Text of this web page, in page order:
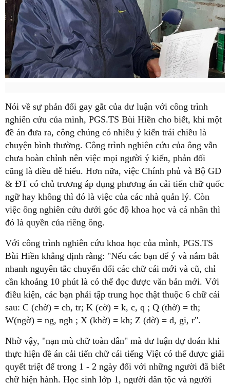
Nói về sự phản đối gay gắt của dư luận với công trình
nghiên cứu của mình, PGS.TS Bùi Hiền cho biết, khi một
đề án đưa ra, công chúng có nhiều ý kiến trái chiều là
chuyện bình thường. Công trình nghiên cứu của ông vẫn
chưa hoàn chỉnh nên việc mọi người ý kiến, phản đối
cũng là điều dễ hiểu. Hơn nữa, việc Chính phủ và Bộ GD
& ĐT có chủ trương áp dụng phương án cải tiến chữ quốc
ngữ hay không thì đó là việc của các nhà quản lý. Còn
việc ông nghiên cứu dưới góc độ khoa học và cá nhân thì
đó là quyền của riêng ông.
Với công trình nghiên cứu khoa học của mình, PGS.TS
Bùi Hiền khẳng định rằng: "Nếu các bạn để ý và nắm bắt
nhanh nguyên tắc chuyển đổi các chữ cái mới và cũ, chỉ
cần khoảng 10 phút là có thể đọc được văn bản mới. Với
điều kiện, các bạn phải tập trung học thật thuộc 6 chữ cái
sau: C (chờ) = ch, tr; K (cờ) = k, c, q ; Q (thờ) = th;
W(ngờ) = ng, ngh ; X (khờ) = kh; Z (dờ) = d, gi, r".
Nhờ vậy, "nạn mù chữ toàn dân" mà dư luận dự đoán khi
thực hiện đề án cải tiến chữ cái tiếng Việt có thể được giải
quyết triệt để trong 1 - 2 ngày đối với những người đã biết
chữ hiện hành. Học sinh lớp 1, người dân tộc và người